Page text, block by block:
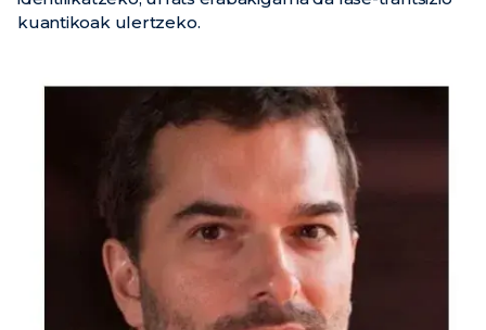
Ekitaldiak
Bideoak
kuantikoak ulertzeko.